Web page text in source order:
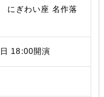
にぎわい座 名作落
18:00開演